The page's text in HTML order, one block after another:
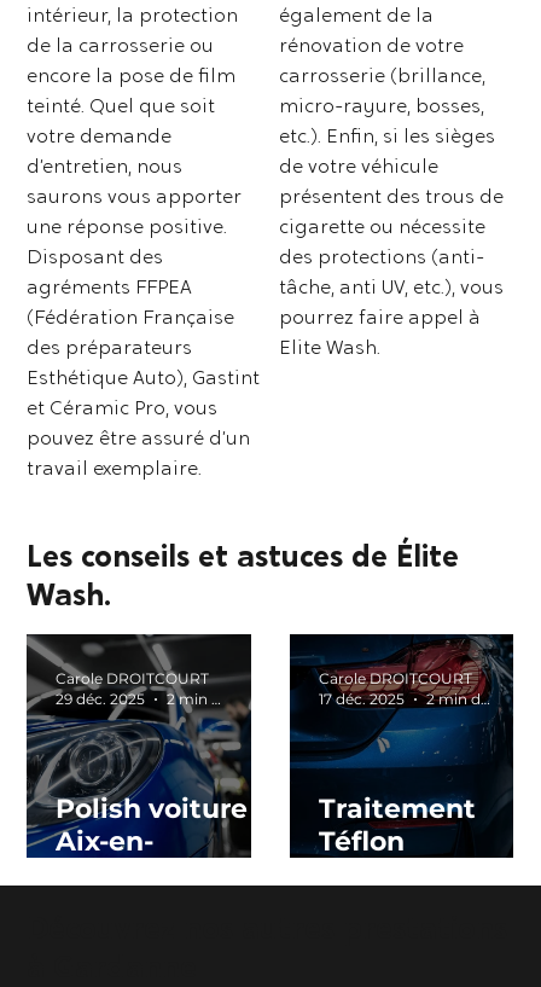
intérieur, la protection
de la carrosserie ou
encore la pose de film
teinté. Quel que soit
votre demande
d’entretien, nous
saurons vous apporter
une réponse positive.
Disposant des
agréments FFPEA
(Fédération Française
des préparateurs
Esthétique Auto), Gastint
et Céramic Pro, vous
pouvez être assuré d’un
travail exemplaire.
également de la
rénovation de votre
carrosserie (brillance,
micro-rayure, bosses,
etc.). Enfin, si les sièges
de votre véhicule
présentent des trous de
cigarette ou nécessite
des protections (anti-
tâche, anti UV, etc.), vous
pourrez faire appel à
Elite Wash.
Les conseils et astuces de Élite
Wash.
Polish voiture
Aix-en-
Carole DROITCOURT
29 déc. 2025
2 min de lecture
Traitement
Téflon
Carole DROITCOURT
17 déc. 2025
2 min de lecture